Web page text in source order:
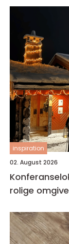
inspiration
02. August 2026
Konferanselokaler oslo
rolige